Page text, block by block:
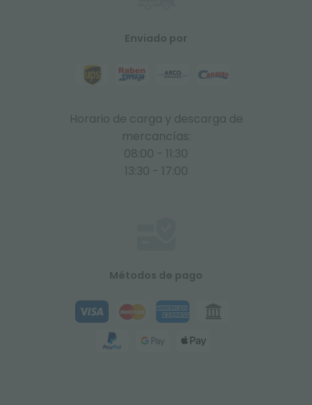
Enviado por
Horario de carga y descarga de
mercancías:
08:00 - 11:30
13:30 - 17:00
Métodos de pago